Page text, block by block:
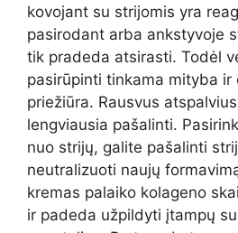
kovojant su strijomis yra
pasirodant arba ankstyvoje
tik pradeda atsirasti. Todėl
pasirūpinti tinkama mityba ir
priežiūra. Rausvus
lengviausia pašalinti.
nuo strijų, galite pašalinti
neutralizuoti naujų
kremas palaiko kolageno
ir padeda užpildyti įtampų